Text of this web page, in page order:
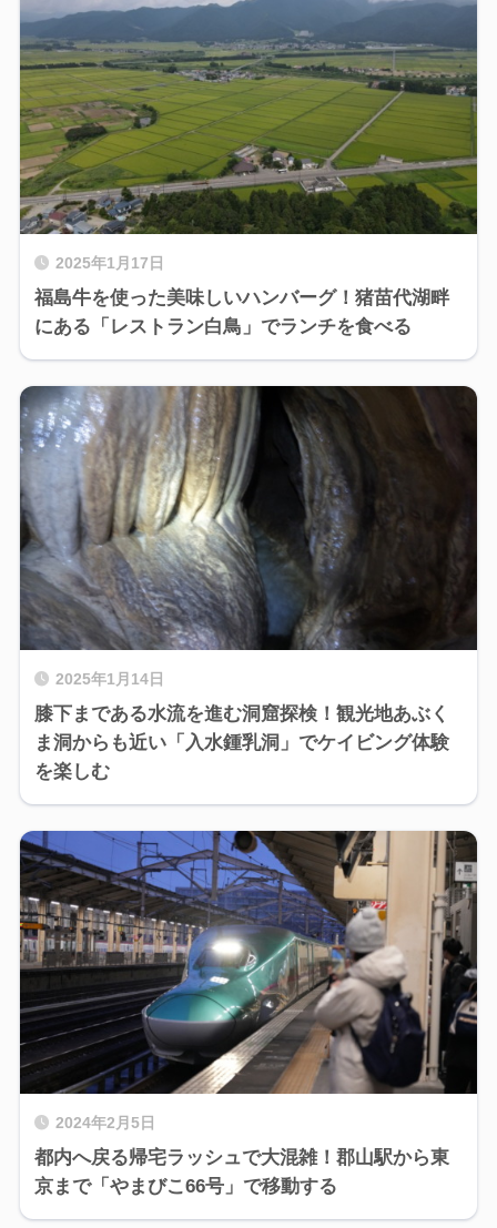
2025年1月17日
福島牛を使った美味しいハンバーグ！猪苗代湖畔
にある「レストラン白鳥」でランチを食べる
2025年1月14日
膝下まである水流を進む洞窟探検！観光地あぶく
ま洞からも近い「入水鍾乳洞」でケイビング体験
を楽しむ
2024年2月5日
都内へ戻る帰宅ラッシュで大混雑！郡山駅から東
京まで「やまびこ66号」で移動する